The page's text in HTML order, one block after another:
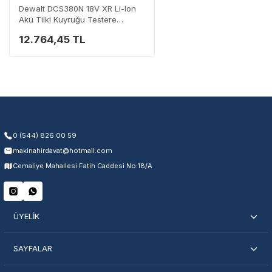
Üretim ve malzeme hataları
Ücretsiz onarım veya değişim
Yetkili servis ağı desteği
Dewalt DCS380N 18V XR Li-Ion
Akü Tilki Kuyruğu Testere
12.764,45 TL
0 (544) 826 00 59
makinahirdavat@hotmail.com
Cemaliye Mahallesi Fatih Caddesi No:18/A
ÜYELİK
SAYFALAR